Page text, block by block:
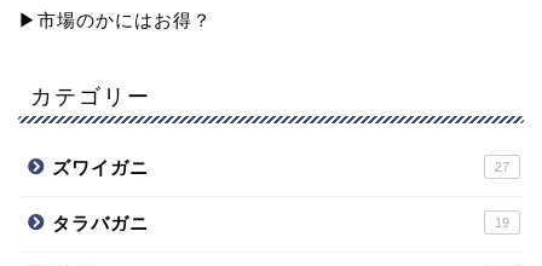
▶︎市場のかにはお得？
カテゴリー
ズワイガニ 27
タラバガニ 19